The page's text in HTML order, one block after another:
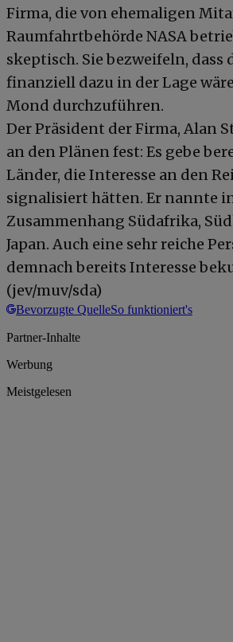
Firma, die von ehemaligen
Raumfahrtbehörde NASA
skeptisch. Sie bezweifeln, dass
finanziell dazu in der Lage
Mond durchzuführen.
Der Präsident der Firma, Alan
an den Plänen fest: Es gebe
Länder, die Interesse an den
signalisiert hätten. Er nannte
Zusammenhang Südafrika,
Japan. Auch eine sehr reiche
demnach bereits Interesse
(jev/muv/sda)
Bevorzugte QuelleSo funktioniert's
Partner-Inhalte
Werbung
Meistgelesen